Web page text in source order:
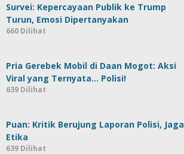
Survei: Kepercayaan Publik ke Trump
Turun, Emosi Dipertanyakan
660 Dilihat
Pria Gerebek Mobil di Daan Mogot: Aksi
Viral yang Ternyata… Polisi!
639 Dilihat
Puan: Kritik Berujung Laporan Polisi, Jaga
Etika
639 Dilihat